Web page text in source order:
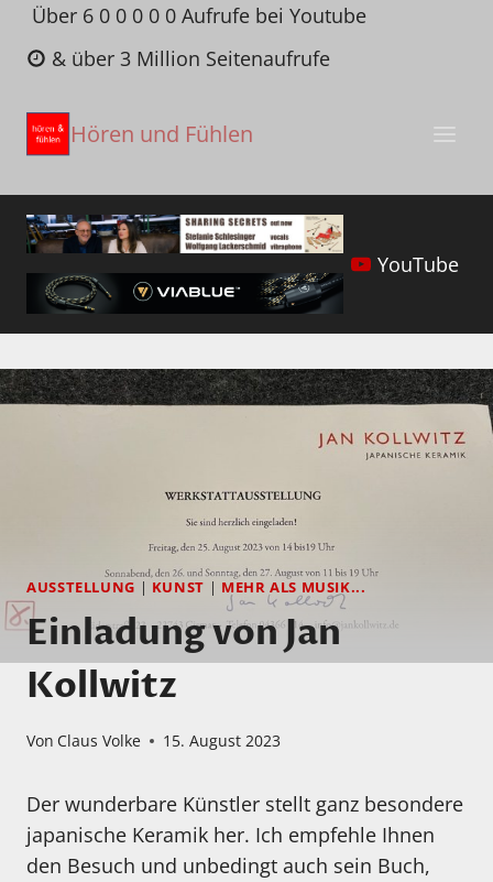
Zum
Inhalt
springen
Über 6 0 0 0 0 0 Aufrufe bei Youtube
& über 3 Million Seitenaufrufe
Hören und Fühlen
YouTube
AUSSTELLUNG | KUNST | MEHR ALS MUSIK...
Einladung von Jan
Kollwitz
Von Claus Volke 15. August 2023
Der wunderbare Künstler stellt ganz besondere
japanische Keramik her. Ich empfehle Ihnen
den Besuch und unbedingt auch sein Buch,